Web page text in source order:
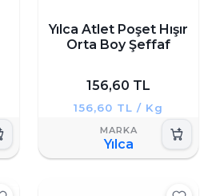
Yılca Atlet Poşet Hışır
Orta Boy Şeffaf
156,60 TL
156,60 TL / Kg
Yılca